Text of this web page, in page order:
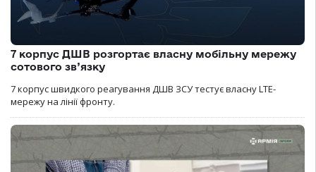
7 корпус ДШВ розгортає власну мобільну мережу
сотового зв’язку
7 корпус швидкого реагування ДШВ ЗСУ тестує власну LTE-
мережу на лінії фронту.